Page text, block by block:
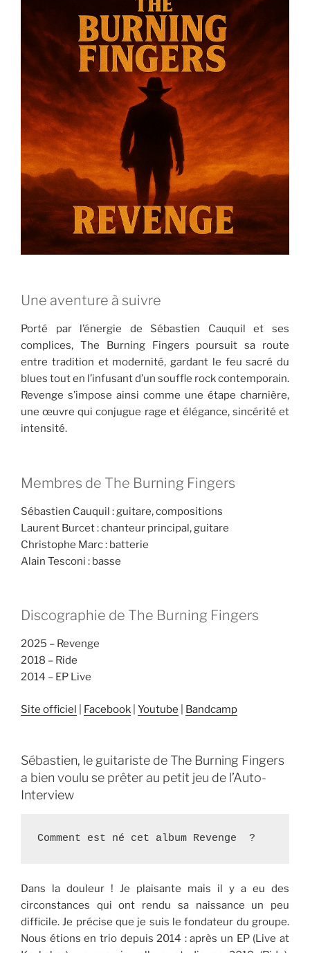
Une aventure à suivre
Porté par l’énergie de Sébastien Cauquil et ses
complices, The Burning Fingers poursuit sa route
entre tradition et modernité, gardant le feu sacré du
blues tout en l’infusant d’un souffle rock contemporain.
Revenge s’impose ainsi comme une étape charnière,
une œuvre qui conjugue rage et élégance, sincérité et
intensité.
Membres de The Burning Fingers
Sébastien Cauquil : guitare, compositions
Laurent Burcet : chanteur principal, guitare
Christophe Marc : batterie
Alain Tesconi : basse
Discographie de The Burning Fingers
2025 – Revenge
2018 – Ride
2014 – EP Live
Site officiel Facebook Youtube Bandcamp
Sébastien, le guitariste de The Burning Fingers
a bien voulu se prêter au petit jeu de l’Auto-
Interview
Comment est né cet album Revenge  ?
Dans la douleur ! Je plaisante mais il y a eu des
circonstances qui ont rendu sa naissance un peu
difficile. Je précise que je suis le fondateur du groupe.
Nous étions en trio depuis 2014 : après un EP (Live at